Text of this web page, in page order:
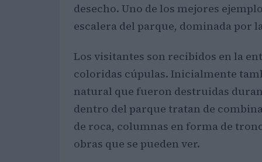
desecho. Uno de los mejores
escalera del parque, dominada por
Los visitantes son recibidos en la
coloridas cúpulas. Inicialmente
natural que fueron destruidas
dentro del parque tratan de
de roca, columnas en forma de
obras que se pueden ver.